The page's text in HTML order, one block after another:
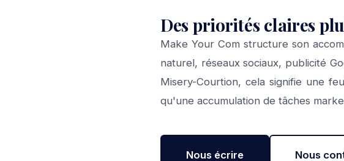
Des priorités claires
Make Your Com structure son
naturel, réseaux sociaux, publicité
Misery-Courtion, cela signifie une
qu'une accumulation de tâches
Nous écrire Nous